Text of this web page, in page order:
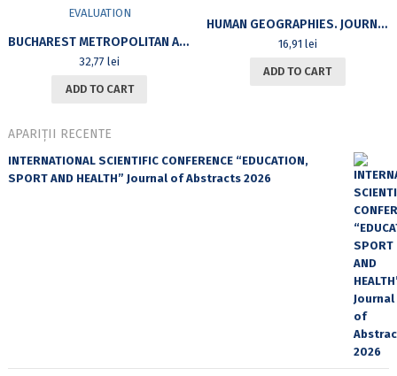
BUCHAREST METROPOLITAN AREA RESIDENTIAL DYNAMICS AND ENVIRONMENTAL EFFECTS EVALUATION
32,77 lei
ADD TO CART
HUMAN GEOGRAPHIES. JOURNAL OF STUDIES AND RESEARCH IN HUMAN GEOGRAPHY
16,91 lei
ADD TO CART
APARIȚII RECENTE
INTERNATIONAL SCIENTIFIC CONFERENCE “EDUCATION,
SPORT AND HEALTH” Journal of Abstracts 2026